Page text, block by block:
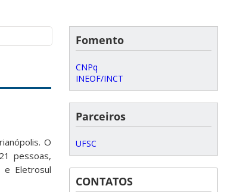
O
pessoas,
e Eletrosul
Fomento
CNPq
INEOF/INCT
Parceiros
UFSC
CONTATOS